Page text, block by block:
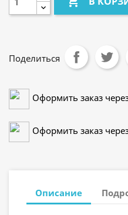
Поделиться
Оформить заказ
Оформить заказ
Описание